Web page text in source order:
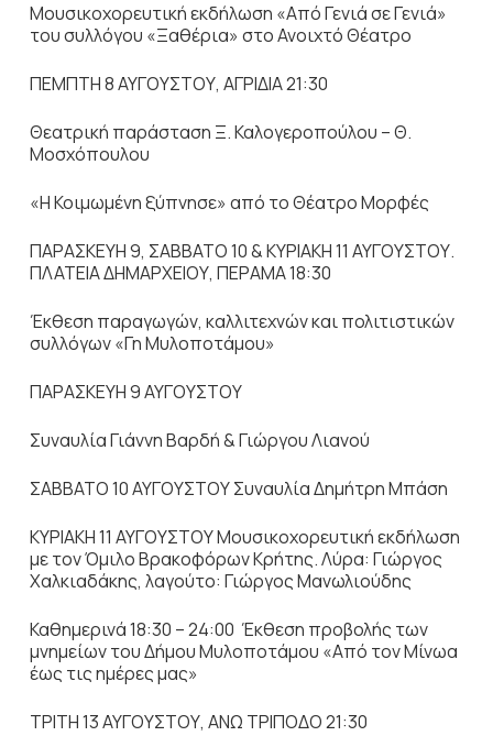
Μουσικοχορευτική εκδήλωση «Από Γενιά σε Γενιά»
του συλλόγου «Ξαθέρια» στο Ανοιχτό Θέατρο
ΠΕΜΠΤΗ 8 ΑΥΓΟΥΣΤΟΥ, ΑΓΡΙΔΙΑ 21:30
Θεατρική παράσταση Ξ. Καλογεροπούλου – Θ.
Μοσχόπουλου
«Η Κοιμωμένη ξύπνησε» από το Θέατρο Μορφές
ΠΑΡΑΣΚΕΥΗ 9, ΣΑΒΒΑΤΟ 10 & ΚΥΡΙΑΚΗ 11 ΑΥΓΟΥΣΤΟΥ.
ΠΛΑΤΕΙΑ ΔΗΜΑΡΧΕΙΟΥ, ΠΕΡΑΜΑ 18:30
Έκθεση παραγωγών, καλλιτεχνών και πολιτιστικών
συλλόγων «Γη Μυλοποτάμου»
ΠΑΡΑΣΚΕΥΗ 9 ΑΥΓΟΥΣΤΟΥ
Συναυλία Γιάννη Βαρδή & Γιώργου Λιανού
ΣΑΒΒΑΤΟ 10 ΑΥΓΟΥΣΤΟΥ Συναυλία Δημήτρη Μπάση
ΚΥΡΙΑΚΗ 11 ΑΥΓΟΥΣΤΟΥ Μουσικοχορευτική εκδήλωση
με τον Όμιλο Βρακοφόρων Κρήτης. Λύρα: Γιώργος
Χαλκιαδάκης, λαγούτο: Γιώργος Μανωλιούδης
Καθημερινά 18:30 – 24:00 Έκθεση προβολής των
μνημείων του Δήμου Μυλοποτάμου «Από τον Μίνωα
έως τις ημέρες μας»
ΤΡΙΤΗ 13 ΑΥΓΟΥΣΤΟΥ, ΑΝΩ ΤΡΙΠΟΔΟ 21:30